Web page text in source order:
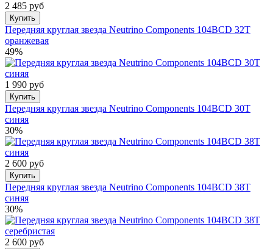
2 485 руб
Купить
Передняя круглая звезда Neutrino Components 104BCD 32T
оранжевая
49%
1 990 руб
Купить
Передняя круглая звезда Neutrino Components 104BCD 30T
синяя
30%
2 600 руб
Купить
Передняя круглая звезда Neutrino Components 104BCD 38T
синяя
30%
2 600 руб